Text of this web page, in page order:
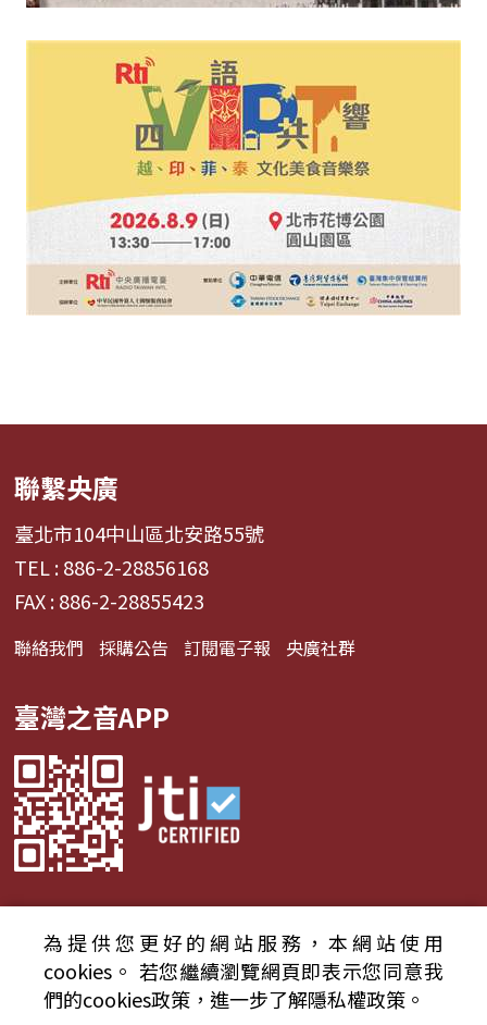
聯繫央廣
臺北市104中山區北安路55號
TEL : 886-2-28856168
FAX : 886-2-28855423
聯絡我們 採購公告 訂閱電子報 央廣社群
臺灣之音APP
© 2024財團法人中央廣播電臺 版權所有
資通安全政策聲明
服務條款 隱私權條款
為提供您更好的網站服務，本網站使用
cookies。 若您繼續瀏覽網頁即表示您同意我
們的cookies政策，進一步了解隱私權政策。